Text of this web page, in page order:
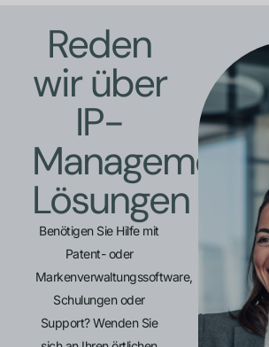
Reden
wir über
IP-
Management-
Lösungen
Benötigen Sie Hilfe mit
Patent- oder
Markenverwaltungssoftware,
Schulungen oder
Support? Wenden Sie